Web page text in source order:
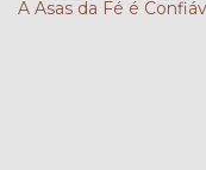
A Asas da Fé é